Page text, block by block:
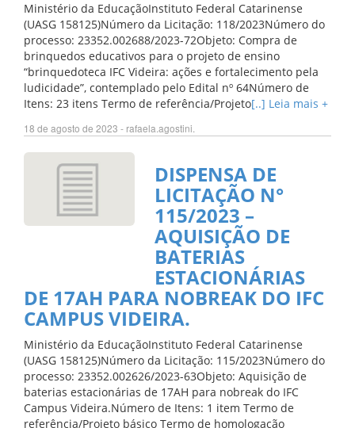
Ministério da EducaçãoInstituto Federal Catarinense
(UASG 158125)Número da Licitação: 118/2023Número do
processo: 23352.002688/2023-72Objeto: Compra de
brinquedos educativos para o projeto de ensino
“brinquedoteca IFC Videira: ações e fortalecimento pela
ludicidade”, contemplado pelo Edital nº 64Número de
Itens: 23 itens Termo de referência/Projeto[..] Leia mais +
18 de agosto de 2023 - rafaela.agostini.
DISPENSA DE
LICITAÇÃO N°
115/2023 –
AQUISIÇÃO DE
BATERIAS
ESTACIONÁRIAS
DE 17AH PARA NOBREAK DO IFC
CAMPUS VIDEIRA.
Ministério da EducaçãoInstituto Federal Catarinense
(UASG 158125)Número da Licitação: 115/2023Número do
processo: 23352.002626/2023-63Objeto: Aquisição de
baterias estacionárias de 17AH para nobreak do IFC
Campus Videira.Número de Itens: 1 item Termo de
referência/Projeto básico Termo de homologação